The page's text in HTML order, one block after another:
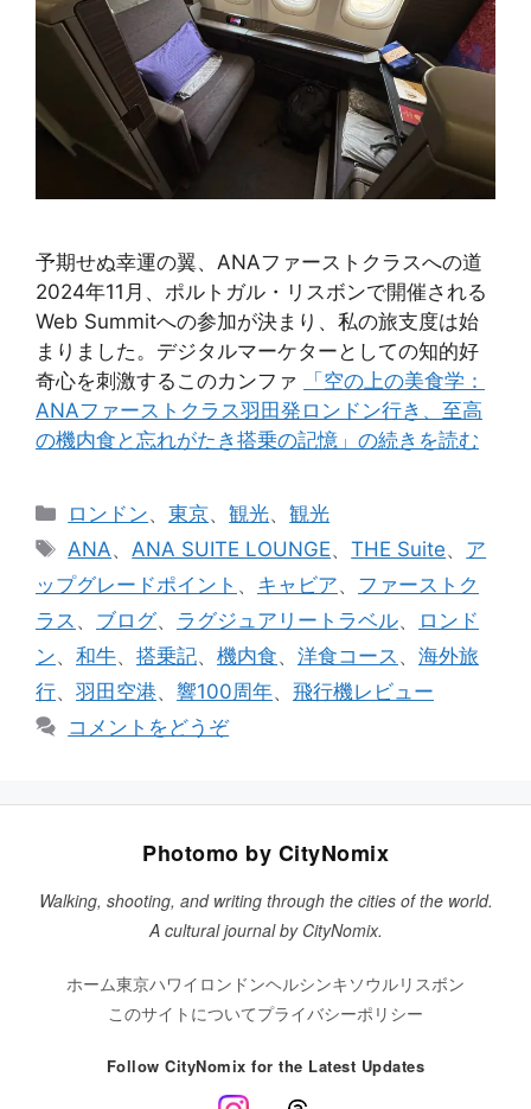
予期せぬ幸運の翼、ANAファーストクラスへの道
2024年11月、ポルトガル・リスボンで開催される
Web Summitへの参加が決まり、私の旅支度は始
まりました。デジタルマーケターとしての知的好
奇心を刺激するこのカンファ
「空の上の美食学：
ANAファーストクラス羽田発ロンドン行き、至高
の機内食と忘れがたき搭乗の記憶」の続きを読む
カ
テ
リ
ー
ロンドン、東京、観光、観光
タ
グ
ANA、 ANA SUITE LOUNGE、THE Suite、 ア
ップグレードポイント 、 キャビア、 ファーストク
ラス 、 ブログ、 ラグジュアリートラベル、
ロンド
ン、 和牛、 搭乗記、 機内食、 洋食コース 、 海外旅
行、 羽田空港、 響100周年、 飛行機レビュー
コメントをどうぞ
Photomo by CityNomix
Walking, shooting, and writing through the cities of the world.
A cultural journal by CityNomix.
ホーム東京ハワイ ロンドンヘルシンキ ソウルリスボン
このサイトについてプライバシーポリシー
Follow CityNomix for the Latest Updates